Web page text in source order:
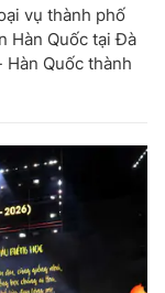
vụ thành phố
Hàn Quốc tại Đà
Hàn Quốc thành